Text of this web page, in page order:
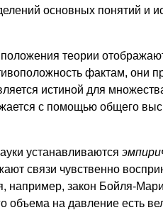
основных понятий и
теории
фактам, они
истиной для
с помощью общего
устанавливаются
связи чувственно
например, закон Бойля-
объема на давление есть